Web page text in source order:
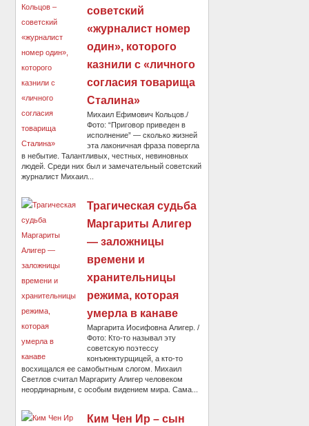
советский
«журналист номер
один», которого
казнили с «личного
согласия товарища
Сталина»
Михаил Ефимович Кольцов./
Фото: “Приговор приведен в
исполнение” — сколько жизней
эта лаконичная фраза повергла
в небытие. Талантливых, честных, невиновных
людей. Среди них был и замечательный советский
журналист Михаил...
Трагическая судьба
Маргариты Алигер
— заложницы
времени и
хранительницы
режима, которая
умерла в канаве
Маргарита Иосифовна Алигер. /
Фото: Кто-то называл эту
советскую поэтессу
конъюнктурщицей, а кто-то
восхищался ее самобытным слогом. Михаил
Светлов считал Маргариту Алигер человеком
неординарным, с особым видением мира. Сама...
Ким Чен Ир – сын